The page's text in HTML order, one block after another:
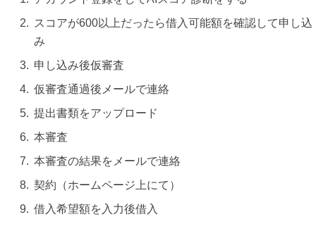
スコアが600以上だったら借入可能額を確認して申し込
み
申し込み後仮審査
仮審査通過後メールで連絡
提出書類をアップロード
本審査
本審査の結果をメールで連絡
契約（ホームページ上にて）
借入希望額を入力後借入